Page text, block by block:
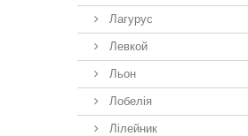
Лагурус
Левкой
Льон
Лобелія
Лілейник